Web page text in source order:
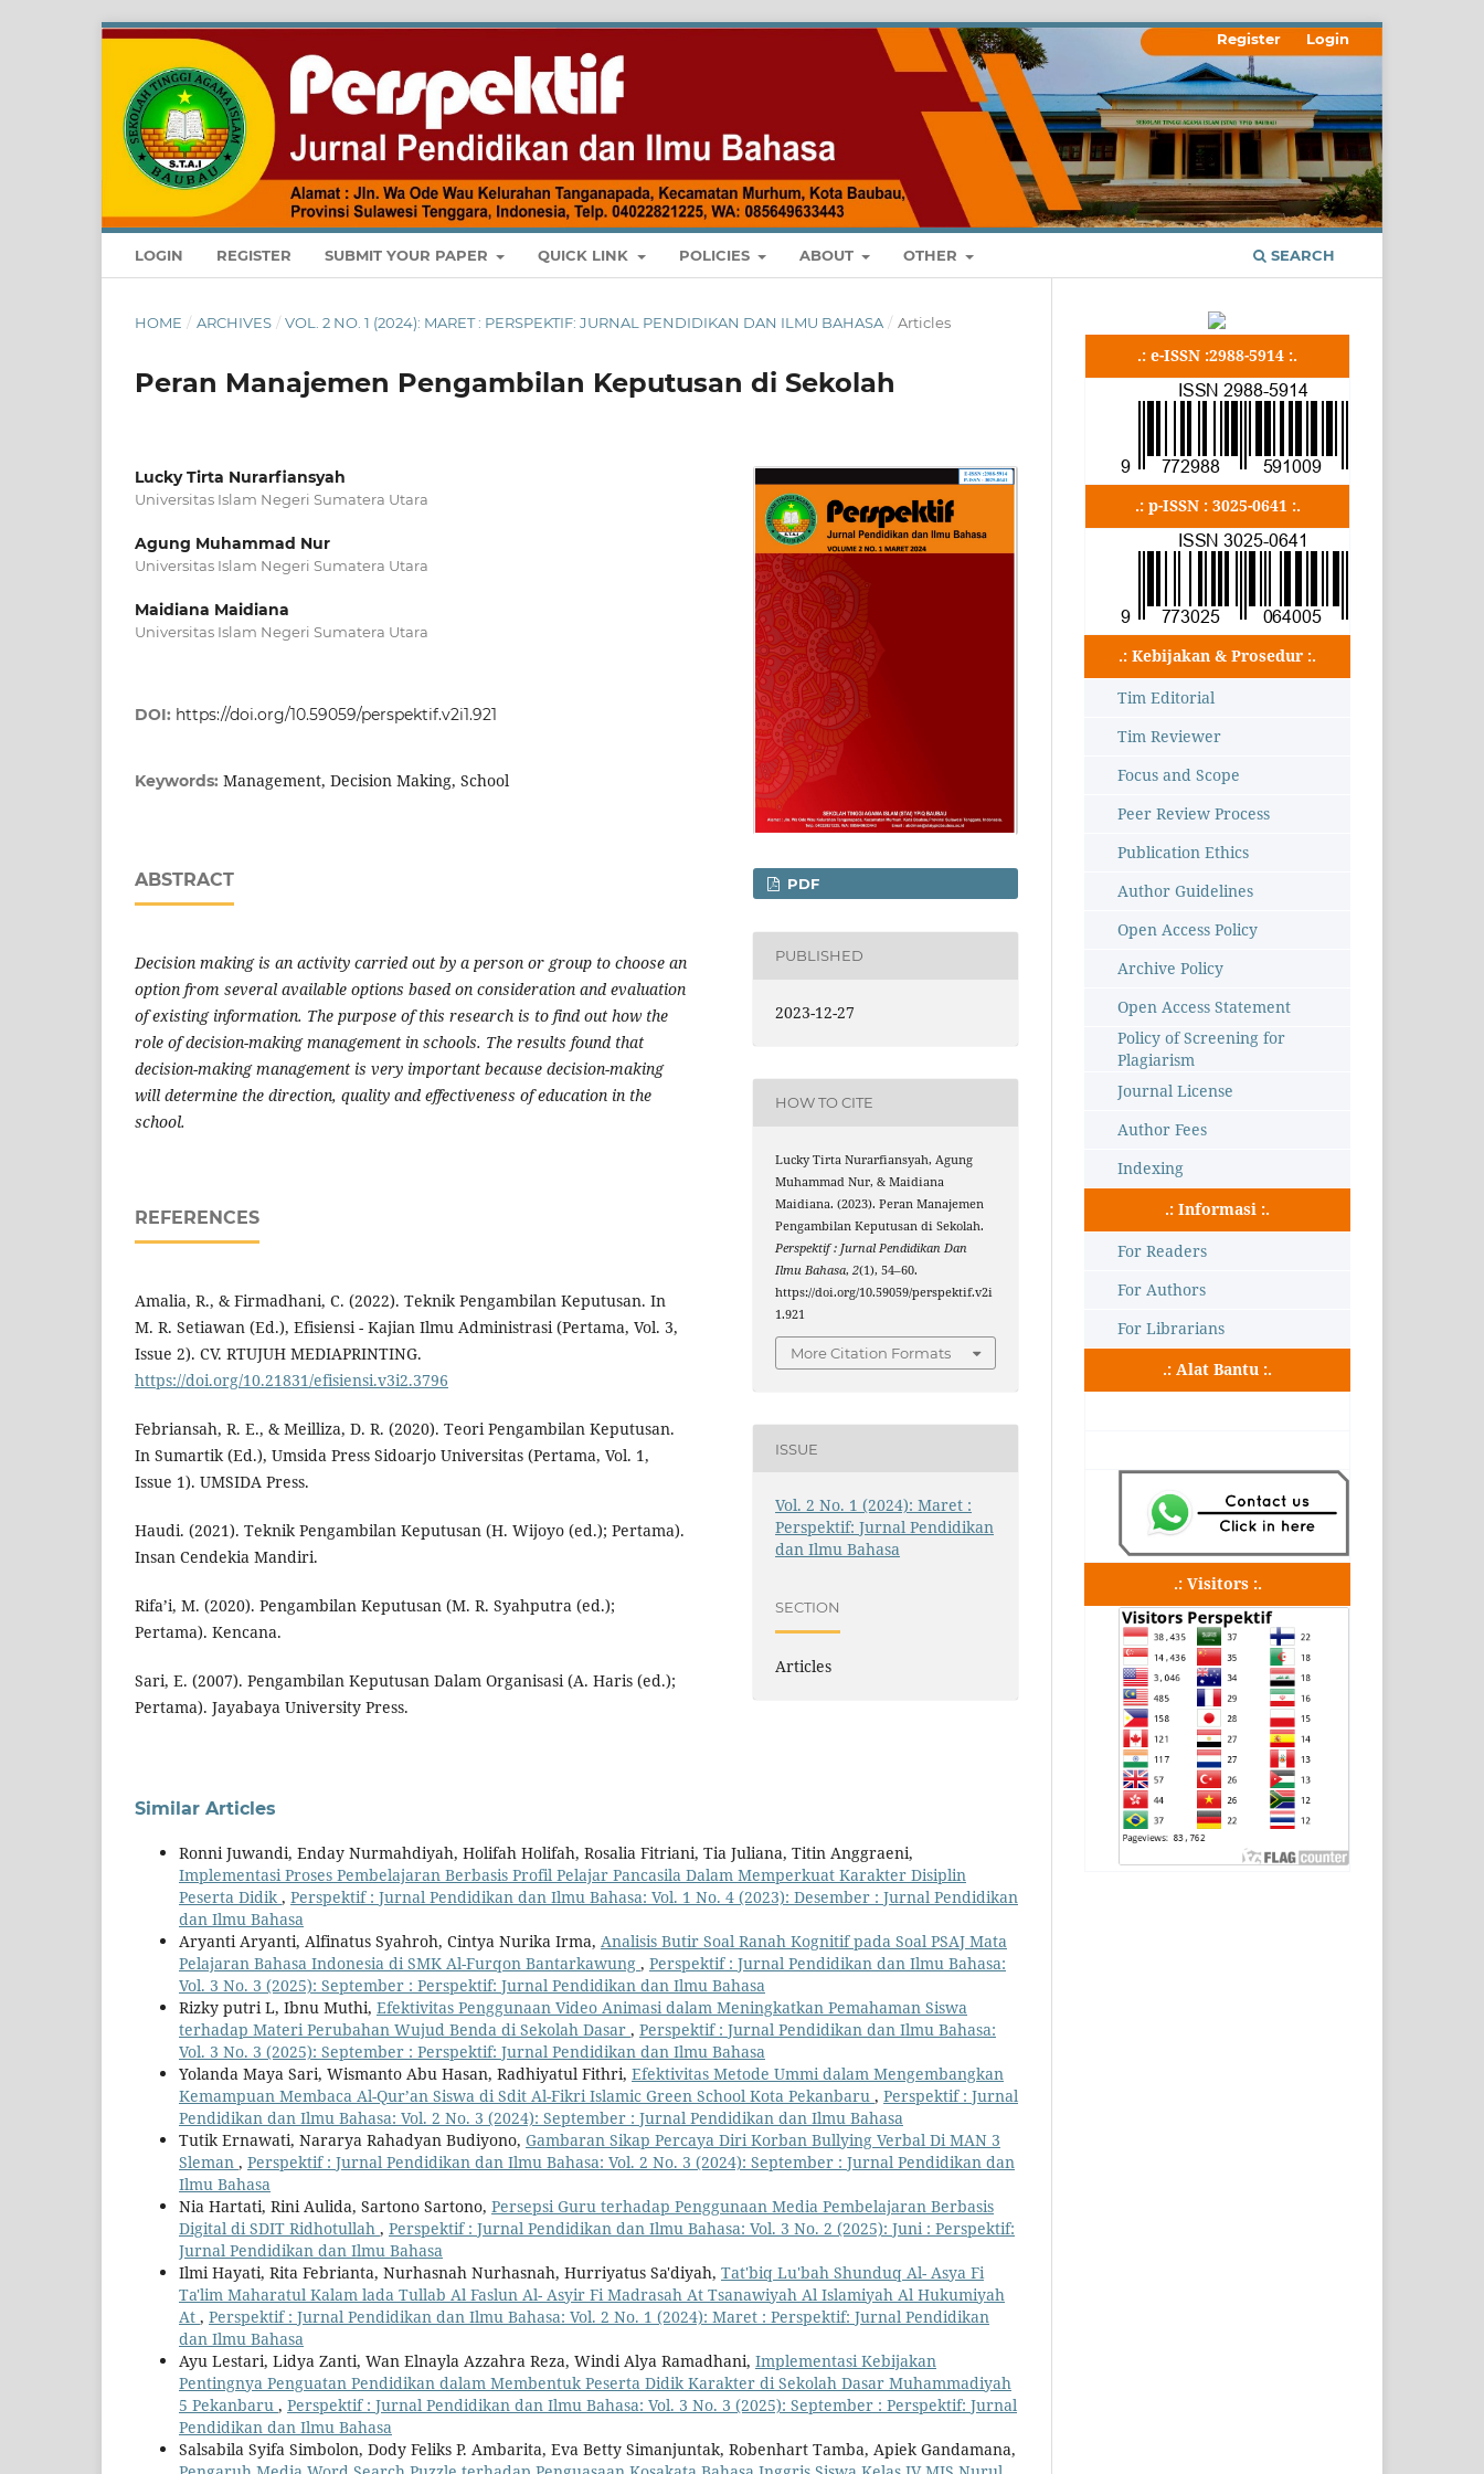
LOGIN REGISTER SUBMIT YOUR PAPER QUICK LINK POLICIES ABOUT OTHER SEARCH
Register Login
HOME / ARCHIVES / VOL. 2 NO. 1 (2024): MARET : PERSPEKTIF: JURNAL PENDIDIKAN DAN ILMU BAHASA / Articles
Peran Manajemen Pengambilan Keputusan di Sekolah
Lucky Tirta Nurarfiansyah
Universitas Islam Negeri Sumatera Utara
Agung Muhammad Nur
Universitas Islam Negeri Sumatera Utara
Maidiana Maidiana
Universitas Islam Negeri Sumatera Utara
DOI: https://doi.org/10.59059/perspektif.v2i1.921
Keywords: Management, Decision Making, School
ABSTRACT
Decision making is an activity carried out by a person or group to choose an
option from several available options based on consideration and evaluation
of existing information. The purpose of this research is to find out how the
role of decision-making management in schools. The results found that
decision-making management is very important because decision-making
will determine the direction, quality and effectiveness of education in the
school.
REFERENCES
Amalia, R., & Firmadhani, C. (2022). Teknik Pengambilan Keputusan. In
M. R. Setiawan (Ed.), Efisiensi - Kajian Ilmu Administrasi (Pertama, Vol. 3,
Issue 2). CV. RTUJUH MEDIAPRINTING.
https://doi.org/10.21831/efisiensi.v3i2.3796
Febriansah, R. E., & Meilliza, D. R. (2020). Teori Pengambilan Keputusan.
In Sumartik (Ed.), Umsida Press Sidoarjo Universitas (Pertama, Vol. 1,
Issue 1). UMSIDA Press.
Haudi. (2021). Teknik Pengambilan Keputusan (H. Wijoyo (ed.); Pertama).
Insan Cendekia Mandiri.
Rifa’i, M. (2020). Pengambilan Keputusan (M. R. Syahputra (ed.);
Pertama). Kencana.
Sari, E. (2007). Pengambilan Keputusan Dalam Organisasi (A. Haris (ed.);
Pertama). Jayabaya University Press.
PDF
PUBLISHED
2023-12-27
HOW TO CITE
Lucky Tirta Nurarfiansyah, Agung
Muhammad Nur, & Maidiana
Maidiana. (2023). Peran Manajemen
Pengambilan Keputusan di Sekolah.
Perspektif : Jurnal Pendidikan Dan
Ilmu Bahasa,2(1), 54–60.
https://doi.org/10.59059/perspektif.v2i
1.921
More Citation Formats
ISSUE
Vol. 2 No. 1 (2024): Maret :
Perspektif: Jurnal Pendidikan
dan Ilmu Bahasa
SECTION
Articles
Similar Articles
Ronni Juwandi, Enday Nurmahdiyah, Holifah Holifah, Rosalia Fitriani, Tia Juliana, Titin Anggraeni,
Implementasi Proses Pembelajaran Berbasis Profil Pelajar Pancasila Dalam Memperkuat Karakter Disiplin
Peserta Didik , Perspektif : Jurnal Pendidikan dan Ilmu Bahasa: Vol. 1 No. 4 (2023): Desember : Jurnal Pendidikan
dan Ilmu Bahasa
Aryanti Aryanti, Alfinatus Syahroh, Cintya Nurika Irma, Analisis Butir Soal Ranah Kognitif pada Soal PSAJ Mata
Pelajaran Bahasa Indonesia di SMK Al-Furqon Bantarkawung , Perspektif : Jurnal Pendidikan dan Ilmu Bahasa:
Vol. 3 No. 3 (2025): September : Perspektif: Jurnal Pendidikan dan Ilmu Bahasa
Rizky putri L, Ibnu Muthi, Efektivitas Penggunaan Video Animasi dalam Meningkatkan Pemahaman Siswa
terhadap Materi Perubahan Wujud Benda di Sekolah Dasar , Perspektif : Jurnal Pendidikan dan Ilmu Bahasa:
Vol. 3 No. 3 (2025): September : Perspektif: Jurnal Pendidikan dan Ilmu Bahasa
Yolanda Maya Sari, Wismanto Abu Hasan, Radhiyatul Fithri, Efektivitas Metode Ummi dalam Mengembangkan
Kemampuan Membaca Al-Qur’an Siswa di Sdit Al-Fikri Islamic Green School Kota Pekanbaru , Perspektif : Jurnal
Pendidikan dan Ilmu Bahasa: Vol. 2 No. 3 (2024): September : Jurnal Pendidikan dan Ilmu Bahasa
Tutik Ernawati, Nararya Rahadyan Budiyono, Gambaran Sikap Percaya Diri Korban Bullying Verbal Di MAN 3
Sleman , Perspektif : Jurnal Pendidikan dan Ilmu Bahasa: Vol. 2 No. 3 (2024): September : Jurnal Pendidikan dan
Ilmu Bahasa
Nia Hartati, Rini Aulida, Sartono Sartono, Persepsi Guru terhadap Penggunaan Media Pembelajaran Berbasis
Digital di SDIT Ridhotullah , Perspektif : Jurnal Pendidikan dan Ilmu Bahasa: Vol. 3 No. 2 (2025): Juni : Perspektif:
Jurnal Pendidikan dan Ilmu Bahasa
Ilmi Hayati, Rita Febrianta, Nurhasnah Nurhasnah, Hurriyatus Sa'diyah, Tat'biq Lu'bah Shunduq Al- Asya Fi
Ta'lim Maharatul Kalam lada Tullab Al Faslun Al- Asyir Fi Madrasah At Tsanawiyah Al Islamiyah Al Hukumiyah
At , Perspektif : Jurnal Pendidikan dan Ilmu Bahasa: Vol. 2 No. 1 (2024): Maret : Perspektif: Jurnal Pendidikan
dan Ilmu Bahasa
Ayu Lestari, Lidya Zanti, Wan Elnayla Azzahra Reza, Windi Alya Ramadhani, Implementasi Kebijakan
Pentingnya Penguatan Pendidikan dalam Membentuk Peserta Didik Karakter di Sekolah Dasar Muhammadiyah
5 Pekanbaru , Perspektif : Jurnal Pendidikan dan Ilmu Bahasa: Vol. 3 No. 3 (2025): September : Perspektif: Jurnal
Pendidikan dan Ilmu Bahasa
Salsabila Syifa Simbolon, Dody Feliks P. Ambarita, Eva Betty Simanjuntak, Robenhart Tamba, Apiek Gandamana,
.: e-ISSN :2988-5914 :.
.: p-ISSN : 3025-0641 :.
.: Kebijakan & Prosedur :.
Tim Editorial
Tim Reviewer
Focus and Scope
Peer Review Process
Publication Ethics
Author Guidelines
Open Access Policy
Archive Policy
Open Access Statement
Policy of Screening for
Plagiarism
Journal License
Author Fees
Indexing
.: Informasi :.
For Readers
For Authors
For Librarians
.: Alat Bantu :.
.: Visitors :.